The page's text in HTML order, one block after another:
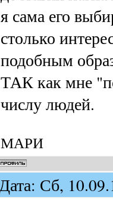
я сама его
столько
подобным
ТАК как мне
числу людей.
МАРИ
Сб,